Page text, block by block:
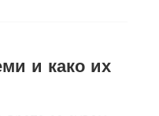
и како их